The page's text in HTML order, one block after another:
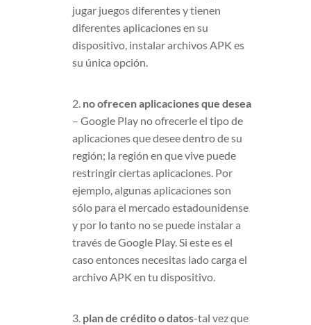
jugar juegos diferentes y tienen
diferentes aplicaciones en su
dispositivo, instalar archivos APK es
su única opción.
2. no ofrecen aplicaciones que desea
– Google Play no ofrecerle el tipo de
aplicaciones que desee dentro de su
región; la región en que vive puede
restringir ciertas aplicaciones. Por
ejemplo, algunas aplicaciones son
sólo para el mercado estadounidense
y por lo tanto no se puede instalar a
través de Google Play. Si este es el
caso entonces necesitas lado carga el
archivo APK en tu dispositivo.
3. plan de crédito o datos-tal vez que